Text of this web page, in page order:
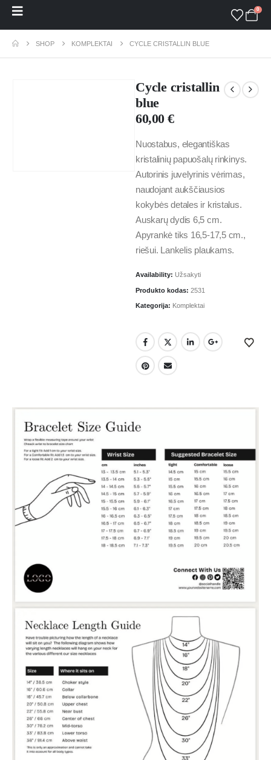
0
SHOP KOMPLEKTAI CYCLE CRISTALLIN BLUE
Cycle cristallin
blue
60,00€
Nuostabus, elegantiškas
kristalinių papuošalų rinkinys.
Autorinis juvelyrinis vėrimas,
naudojant aukščiausios
kokybės detales ir kristalus.
Auskarų dydis 6,5 cm.
Apyrankė tiks 16,5-17,5 cm.,
riešui. Lankelis plaukams.
Availability: Užsakyti
Produkto kodas: 2531
Kategorija: Komplektai